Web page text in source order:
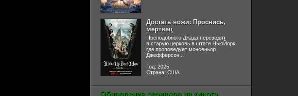
Достать ножи: Проснись,
мертвец
Преподобного Джада переводят
в старую церковь в штате НьюЙорк
где проповедует монсеньор
Джефферсон...
Год: 2025
Страна: США
Обновления сериалов на киного